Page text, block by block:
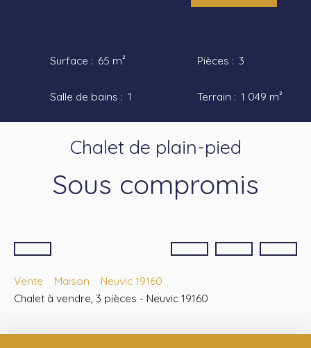
Surface : 65 m² Pièces : 3
Salle de bains : 1 Terrain : 1 049 m²
Chalet de plain-pied
Sous compromis
Vente Maison
Neuvic 19160
Chalet à vendre, 3 pièces - Neuvic 19160